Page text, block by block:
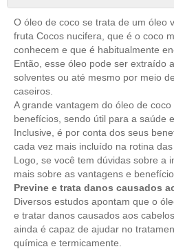
O óleo de coco se trata de um óleo
fruta Cocos nucifera, que é o coco
conhecem e que é habitualmente
Então, esse óleo pode ser extraído
solventes ou até mesmo por meio
caseiros.
A grande vantagem do óleo de
benefícios, sendo útil para a saúde
Inclusive, é por conta dos seus
cada vez mais incluído na rotina das
Logo, se você tem dúvidas sobre a
mais sobre as vantagens e
Previne e trata danos causados
Diversos estudos apontam que o
e tratar danos causados aos
ainda é capaz de ajudar no
química e termicamente.